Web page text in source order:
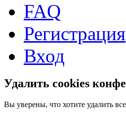
FAQ
Регистрация
Вход
Удалить cookies
Вы уверены, что хотите удалить